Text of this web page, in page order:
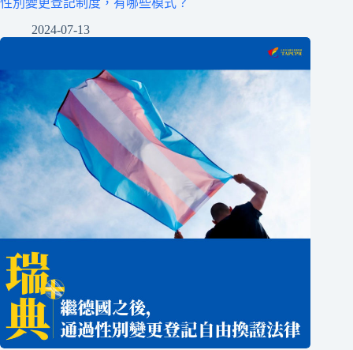
性別變更登記制度，有哪些模式？
2024-07-13